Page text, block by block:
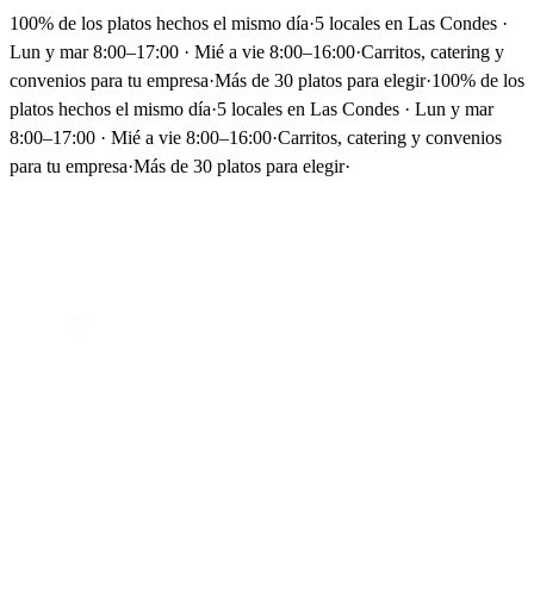
100% de los platos hechos el mismo día·5 locales en Las Condes ·
Lun y mar 8:00–17:00 · Mié a vie 8:00–16:00·Carritos, catering y
convenios para tu empresa·Más de 30 platos para elegir·100% de los
platos hechos el mismo día·5 locales en Las Condes · Lun y mar
8:00–17:00 · Mié a vie 8:00–16:00·Carritos, catering y convenios
para tu empresa·Más de 30 platos para elegir·